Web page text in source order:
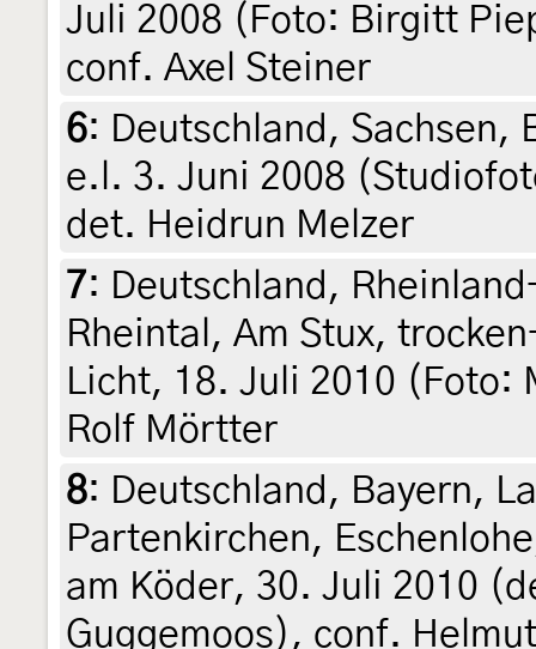
Juli 2008 (Foto: Birgitt
conf. Axel Steiner
6: Deutschland,
e.l. 3. Juni 2008
det. Heidrun Melzer
7: Deutschland,
Rheintal, Am Stux,
Licht, 18. Juli 2010 (Foto:
Rolf Mörtter
8: Deutschland, Bayern,
Partenkirchen,
am Köder, 30. Juli 2010
Guggemoos), conf.